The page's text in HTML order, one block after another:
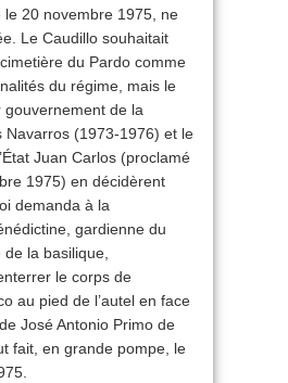
le 20 novembre 1975, ne
Le Caudillo souhaitait
du Pardo comme
du régime, mais le
de la
Navarros (1973-1976) et le
Juan Carlos (proclamé
1975) en décidèrent
demanda à la
gardienne du
la basilique,
le corps de
au pied de l’autel en face
José Antonio Primo de
fait, en grande pompe, le